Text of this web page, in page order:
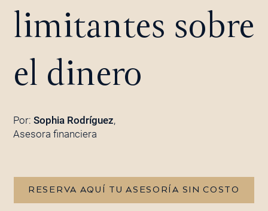
limitantes sobre
el dinero
Por: Sophia Rodríguez,
Asesora financiera
RESERVA AQUÍ TU ASESORÍA SIN COSTO